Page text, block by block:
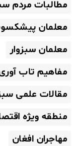
مطالبات مردم
معلمان
معلمان سبزوار
مفاهیم تاب
مقالات علمی
منطقه ویژه
مهاجران افغان